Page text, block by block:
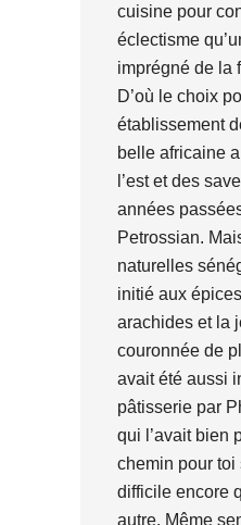
cuisine pour
éclectisme
imprégné de la
D’où le choix
établissement
belle africaine
l’est et des
années
Petrossian.
naturelles
initié aux
arachides et la
couronnée de
avait été aussi
pâtisserie par
qui l’avait bien
chemin pour toi
difficile encore
autre. Même